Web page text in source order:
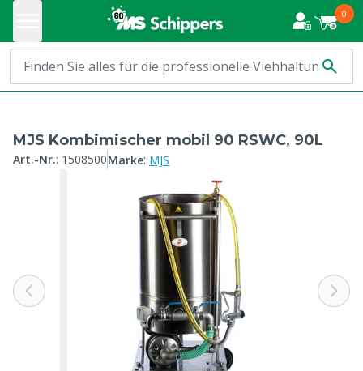
0
MJS Kombimischer mobil 90 RSWC, 90L
Art.-Nr.: 1508500Marke: MJS